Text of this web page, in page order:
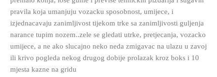
pravila koja umanjuju vozacku sposobnost, umijece, i
izjednacavaju zanimljivost tijekom trke sa zanimljivosti guljenja
narance tupim nozem..zele se gledati utrke, pretjecanja, vozacko
umijece, a ne ako slucajno neko neda zmigavac na ulazu u zavoj
ili krivo pogleda nekog drugog dobije prolazak kroz boks i 10
mjesta kazne na gridu